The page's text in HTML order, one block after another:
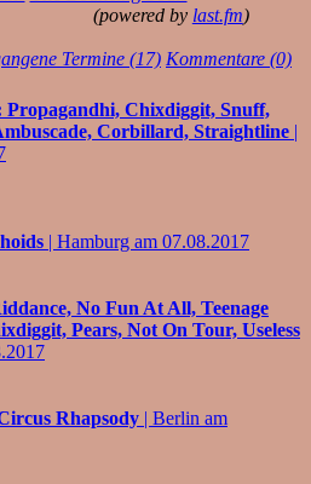
(powered by last.fm)
Termine (17) Kommentare (0)
Chixdiggit, Snuff,
Corbillard, Straightline |
| Hamburg am 07.08.2017
No Fun At All, Teenage
Pears, Not On Tour, Useless
Rhapsody | Berlin am